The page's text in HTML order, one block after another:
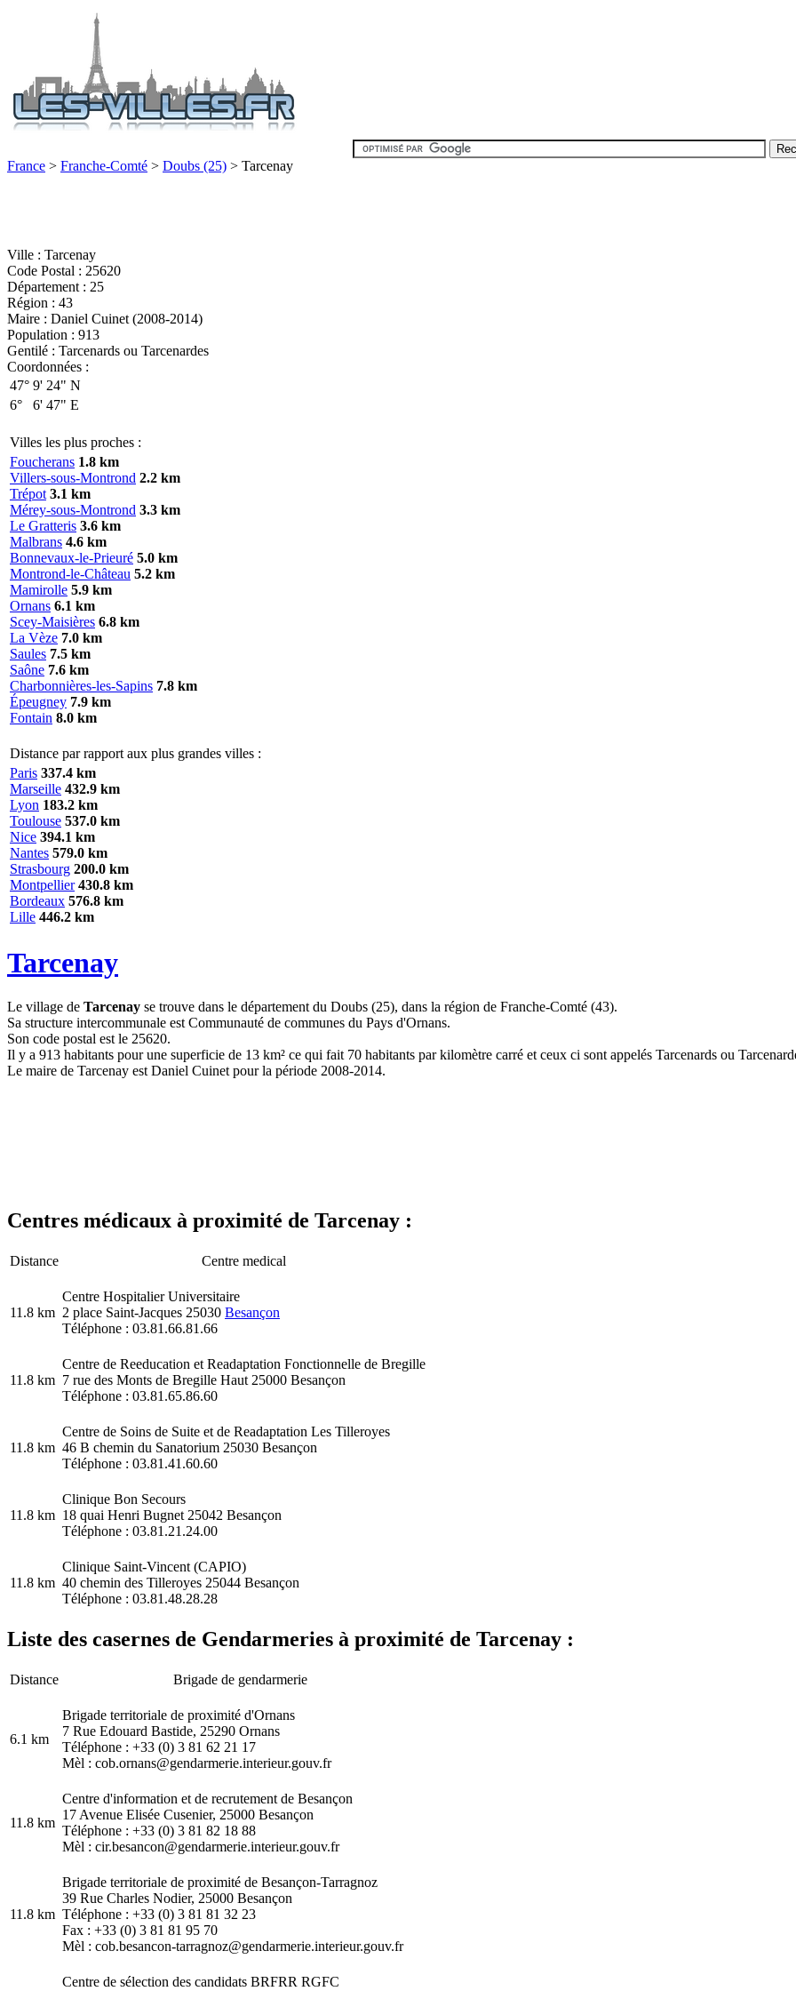
France > Franche-Comté > Doubs (25) > Tarcenay
Ville : Tarcenay
Code Postal : 25620
Département : 25
Région : 43
Maire : Daniel Cuinet (2008-2014)
Population : 913
Gentilé : Tarcenards ou Tarcenardes
Coordonnées :
47° 9' 24" N
6°
6' 47" E
Villes les plus proches :
Foucherans 1.8 km
Villers-sous-Montrond 2.2 km
Trépot 3.1 km
Mérey-sous-Montrond 3.3 km
Le Gratteris 3.6 km
Malbrans 4.6 km
Bonnevaux-le-Prieuré 5.0 km
Montrond-le-Château 5.2 km
Mamirolle 5.9 km
Ornans 6.1 km
Scey-Maisières 6.8 km
La Vèze 7.0 km
Saules 7.5 km
Saône 7.6 km
Charbonnières-les-Sapins 7.8 km
Épeugney 7.9 km
Fontain 8.0 km
Distance par rapport aux plus grandes villes :
Paris 337.4 km
Marseille 432.9 km
Lyon 183.2 km
Toulouse 537.0 km
Nice 394.1 km
Nantes 579.0 km
Strasbourg 200.0 km
Montpellier 430.8 km
Bordeaux 576.8 km
Lille 446.2 km
Tarcenay
Le village de Tarcenay se trouve dans le département du Doubs (25), dans la région de Franche-Comté (43).
Sa structure intercommunale est Communauté de communes du Pays d'Ornans.
Son code postal est le 25620.
Il y a 913 habitants pour une superficie de 13 km² ce qui fait 70 habitants par kilomètre carré et ceux ci sont appelés Tarcenards ou
Le maire de Tarcenay est Daniel Cuinet pour la période 2008-2014.
Centres médicaux à proximité de Tarcenay :
Distance Centre medical
11.8 km
Centre Hospitalier Universitaire
2 place Saint-Jacques 25030 Besançon
Téléphone : 03.81.66.81.66
11.8 km
Centre de Reeducation et Readaptation Fonctionnelle de Bregille
7 rue des Monts de Bregille Haut 25000 Besançon
Téléphone : 03.81.65.86.60
11.8 km
Centre de Soins de Suite et de Readaptation Les Tilleroyes
46 B chemin du Sanatorium 25030 Besançon
Téléphone : 03.81.41.60.60
11.8 km
Clinique Bon Secours
18 quai Henri Bugnet 25042 Besançon
Téléphone : 03.81.21.24.00
11.8 km
Clinique Saint-Vincent (CAPIO)
40 chemin des Tilleroyes 25044 Besançon
Téléphone : 03.81.48.28.28
Liste des casernes de Gendarmeries à proximité de Tarcenay :
Distance Brigade de gendarmerie
6.1 km
Brigade territoriale de proximité d'Ornans
7 Rue Edouard Bastide, 25290 Ornans
Téléphone : +33 (0) 3 81 62 21 17
Mèl : cob.ornans@gendarmerie.interieur.gouv.fr
11.8 km
Centre d'information et de recrutement de Besançon
17 Avenue Elisée Cusenier, 25000 Besançon
Téléphone : +33 (0) 3 81 82 18 88
Mèl : cir.besancon@gendarmerie.interieur.gouv.fr
11.8 km
Brigade territoriale de proximité de Besançon-Tarragnoz
39 Rue Charles Nodier, 25000 Besançon
Téléphone : +33 (0) 3 81 81 32 23
Fax : +33 (0) 3 81 81 95 70
Mèl : cob.besancon-tarragnoz@gendarmerie.interieur.gouv.fr
Centre de sélection des candidats BRFRR RGFC